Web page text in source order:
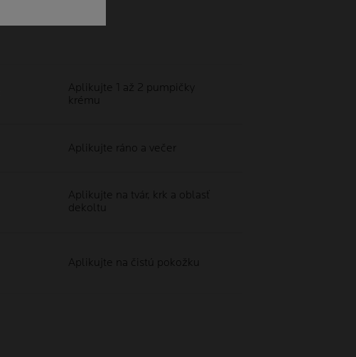
Aplikujte 1 až 2 pumpičky
krému
Aplikujte ráno a večer
Aplikujte na tvár, krk a oblasť
dekoltu
Aplikujte na čistú pokožku